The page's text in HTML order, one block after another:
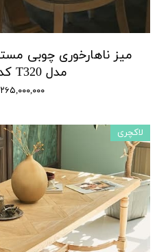
مدل T320 کد XSALA
۲۶۵,۰۰۰,۰۰۰ تومان
لاکچری